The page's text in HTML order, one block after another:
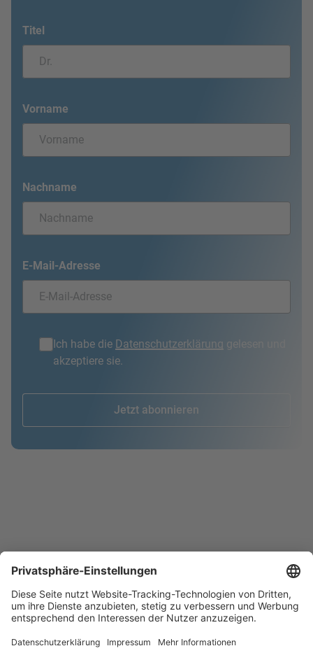
Titel
Vorname
Nachname
E-Mail-Adresse
Ich habe die Datenschutzerklärung gelesen und
akzeptiere sie.
Jetzt abonnieren